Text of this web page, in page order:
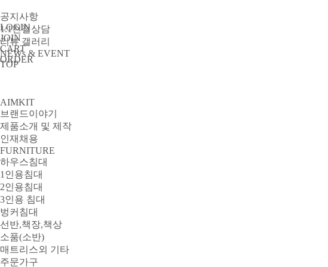
LOGIN
JOIN
CART
ORDER
AIMKIT
브랜드이야기
제품소개 및 제작
인재채용
FURNITURE
하우스침대
1인용침대
2인용침대
3인용 침대
벙커침대
선반,책장,책상
소품(소반)
매트리스외 기타
주문가구
공지사항
1:1친절상담
리뷰 갤러리
NEWs & EVENT
TOP